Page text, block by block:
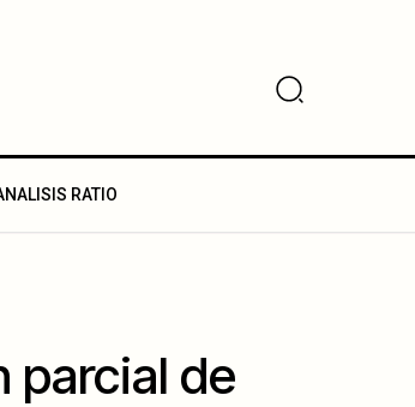
RATIO
parcial de